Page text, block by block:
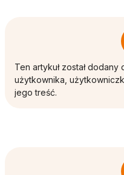
Ten artykuł został
użytkownika,
jego treść.